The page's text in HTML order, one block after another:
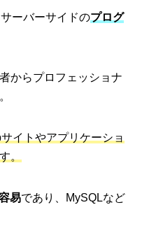
ーバーサイドのプログ
からプロフェッショナ
イトやアプリケーショ
。
易であり、MySQLなど